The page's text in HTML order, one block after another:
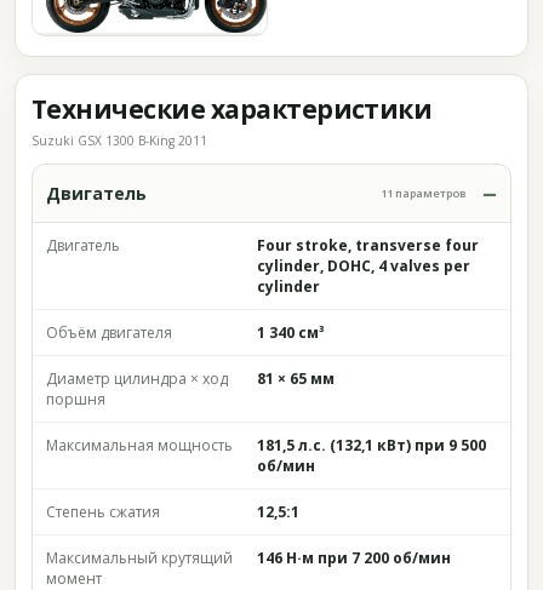
Технические характеристики
Suzuki GSX 1300 B-King 2011
Двигатель 11 параметров
Двигатель
Four stroke, transverse four
cylinder, DOHC, 4 valves per
cylinder
Объём двигателя 1 340 см³
Диаметр цилиндра × ход
поршня
81 × 65 мм
Максимальная мощность
181,5 л.с. (132,1 кВт) при 9 500
об/мин
Степень сжатия 12,5:1
Максимальный крутящий
момент
146 Н·м при 7 200 об/мин